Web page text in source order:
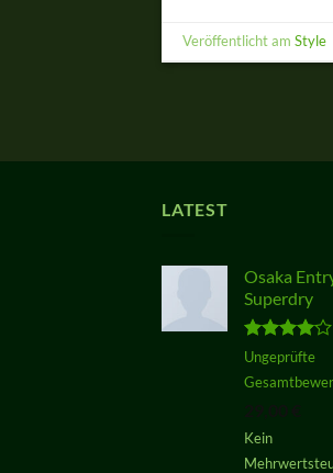
Veröffentlicht amStyle
LATEST
Osaka
Superdry
Bewertet
von 5
Ungeprüfte
Kein